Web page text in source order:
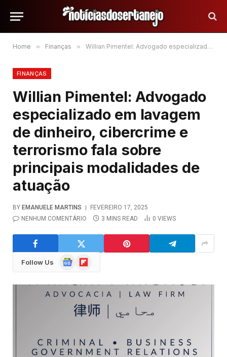
Home » Finanças » Willian Pimentel: Advogado especializado em lavagem de dinheiro, cibercrime e terrorismo fala sobre principais modalidades de atuação
FINANÇAS
Willian Pimentel: Advogado
especializado em lavagem
de dinheiro, cibercrime e
terrorismo fala sobre
principais modalidades de
atuação
BY EMANUELE MARTINS
FEVEREIRO 17, 2025
NENHUM COMENTÁRIO
3 MINS READ 0 VIEWS
Follow Us
GoogleFlipboard